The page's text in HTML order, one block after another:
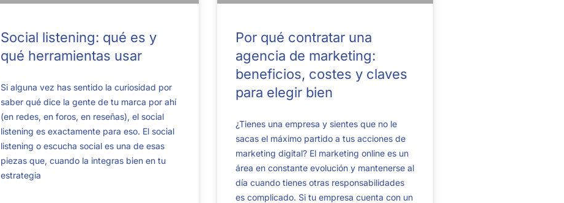
Social listening: qué es y
qué herramientas usar
Si alguna vez has sentido la curiosidad por
saber qué dice la gente de tu marca por ahí
(en redes, en foros, en reseñas), el social
listening es exactamente para eso. El social
listening o escucha social es una de esas
piezas que, cuando la integras bien en tu
estrategia
Por qué contratar una
agencia de marketing:
beneficios, costes y claves
para elegir bien
¿Tienes una empresa y sientes que no le
sacas el máximo partido a tus acciones de
marketing digital? El marketing online es un
área en constante evolución y mantenerse al
día cuando tienes otras responsabilidades
es complicado. Si tu empresa cuenta con un